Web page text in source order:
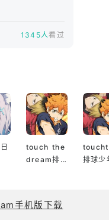
集真实战机飞行数
力、沙漠战场的热
对地攻击等 20 +
1345人看过
touch the
dream排
排球少
手机版下载